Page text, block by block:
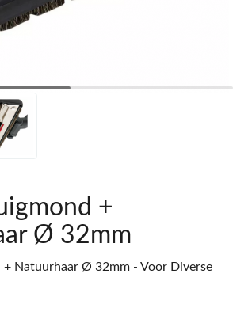
+
Ø 32mm
+ Natuurhaar Ø 32mm - Voor Diverse